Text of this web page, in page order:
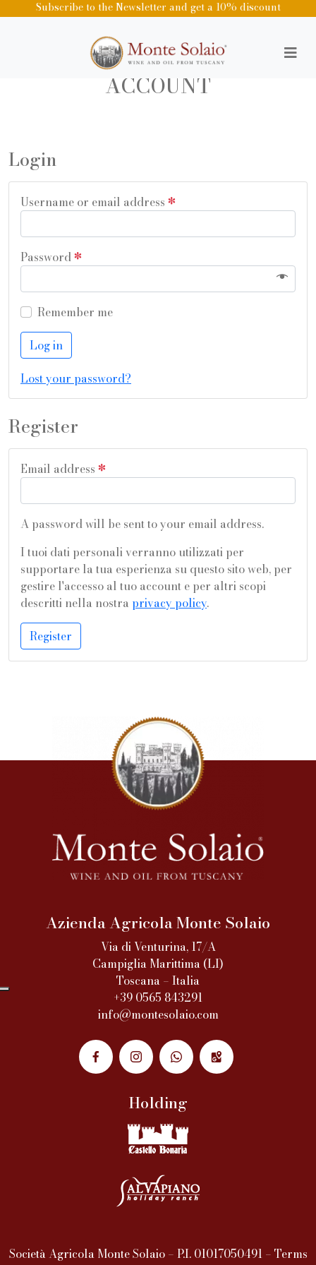
Subscribe to the Newsletter and get a 10% discount
ACCOUNT
Login
Username or email address *
Password*
Remember me
Log in
Lost your password?
Register
Email address *
A password will be sent to your email address.
I tuoi dati personali verranno utilizzati per
supportare la tua esperienza su questo sito web, per
gestire l'accesso al tuo account e per altri scopi
descritti nella nostra privacy policy.
Register
Azienda Agricola Monte Solaio
Via di Venturina, 17/A
Campiglia Marittima (LI)
Toscana – Italia
+39 0565 843291
info@montesolaio.com
Holding
Società Agricola Monte Solaio – P.I. 01017050491 – Terms